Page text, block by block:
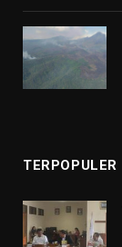
TERPOPULER